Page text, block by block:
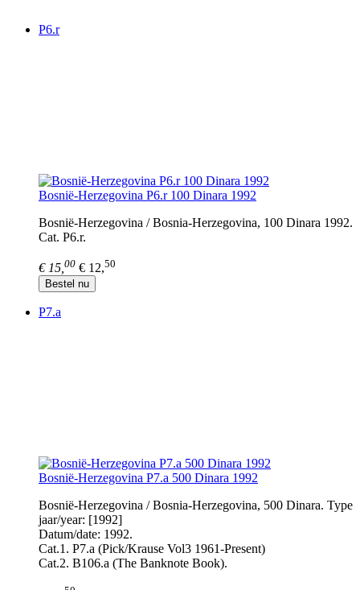
P6.r
Bosnië-Herzegovina P6.r 100 Dinara 1992
Bosnië-Herzegovina / Bosnia-Herzegovina, 100 Dinara 1992.
Cat. P6.r.
€ 15, 00 € 12,50
Bestel nu
P7.a
Bosnië-Herzegovina P7.a 500 Dinara 1992
Bosnië-Herzegovina / Bosnia-Herzegovina, 500 Dinara. Type
jaar/year: [1992]
Datum/date: 1992.
Cat.1. P7.a (Pick/Krause Vol3 1961-Present)
Cat.2. B106.a (The Banknote Book).